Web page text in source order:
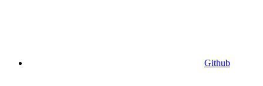
Github